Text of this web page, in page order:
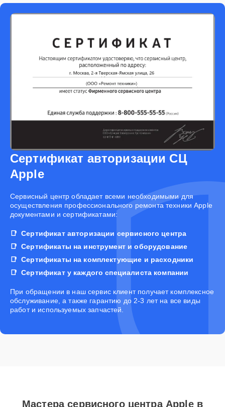
Сертификат авторизации СЦ
Apple
Cервисный центр обладает всеми необходимыми для
осуществления профессионального ремонта техники Apple
документами и сертификатами:
Сертификат авторизации сервисного центра
Сертификаты на инструмент и оборудование
Сертификаты на комплектующие и расходники
Сертификат у каждого специалиста компании
При обращении в наш сервис клиент получает комплексное
обслуживание, а также гарантию до 2-3 лет на все виды
работ и используемых запчастей.
Мастера сервисного центра Apple в